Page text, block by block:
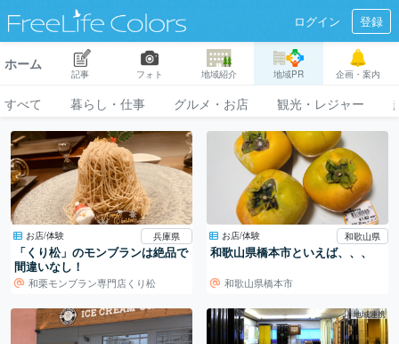
ログイン 登録
ホーム
記事 フォト 地域紹介 地域PR 企画・案内
すべて 暮らし・仕事 グルメ・お店 観光・レジャー
お店/体験 兵庫県
「くり松」のモンブランは絶品で
間違いなし！
和栗モンブラン専門店くり松
お店/体験 和歌山県
和歌山県橋本市といえば、、、
和歌山県橋本市
地域連携